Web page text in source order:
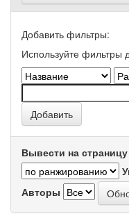
Добавить фильтры:
Используйте фильтры
Вывести на страницу
Авторы